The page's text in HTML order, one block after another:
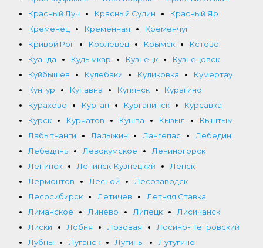
Красный Луч
Красный Сулин
Красный Яр
Кременец
Кременная
Кременчуг
Кривой Рог
Кролевец Крымск
Кстово
Куанда
Кудымкар Кузнецк
Кузнецовск
Куйбышев
Кулебаки Куликовка
Кумертау
Кунгур
Купавна Купянск
Курагино
Курахово
Курган Курганинск
Курсавка
Курск
Курчатов Кушва Кызыл
Кыштым
Лабытнанги
Ладыжин Лангепас
Лебедин
Лебедянь
Левокумское
Лениногорск
Ленинск
Ленинск-Кузнецкий
Ленск
Лермонтов
Лесной
Лесозаводск
Лесосибирск
Летичев
Летняя Ставка
Лиманское
Линево Липецк
Лисичанск
Лиски
Лобня Лозовая
Лосино-Петровский
Лубны
Луганск Лугины
Лутугино